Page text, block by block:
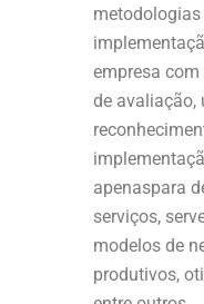
empresa
de avaliação,
apenaspara
serviços,
modelos de
produtivos,